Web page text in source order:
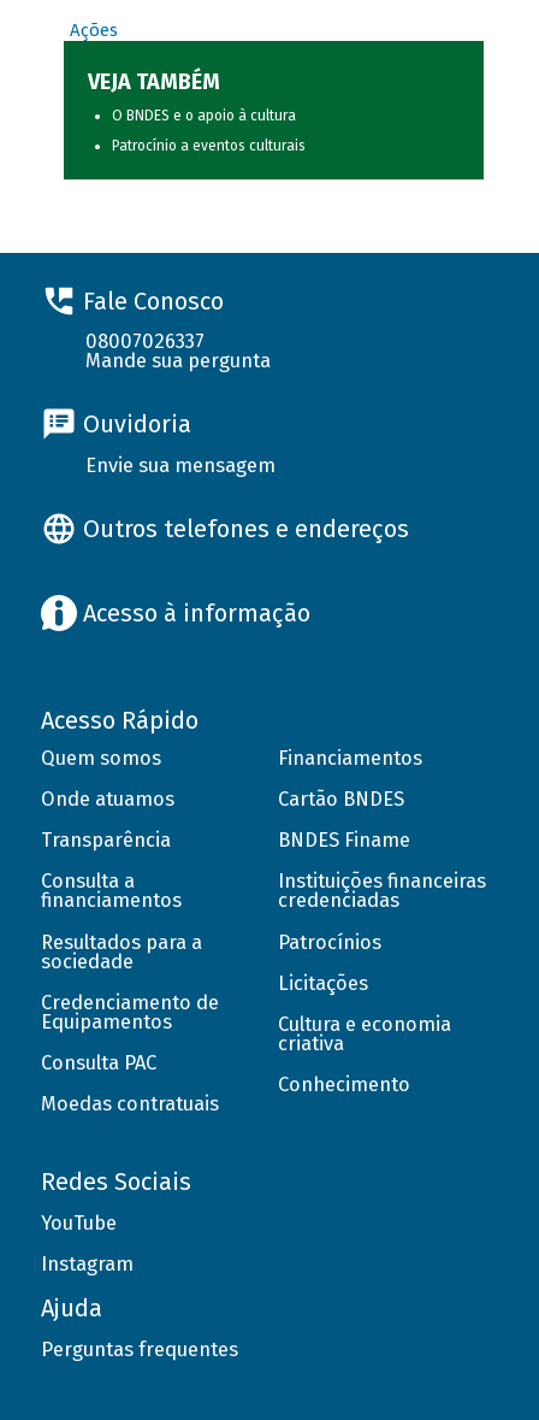
Ações
VEJA TAMBÉM
O BNDES e o apoio à cultura
Patrocínio a eventos culturais
Fale Conosco
08007026337
Mande sua pergunta
Ouvidoria
Envie sua mensagem
Outros telefones e endereços
Acesso à informação
Acesso Rápido
Quem somos
Onde atuamos
Transparência
Consulta a
financiamentos
Resultados para a
sociedade
Credenciamento de
Equipamentos
Consulta PAC
Moedas contratuais
Financiamentos
Cartão BNDES
BNDES Finame
Instituições financeiras
credenciadas
Patrocínios
Licitações
Cultura e economia
criativa
Conhecimento
Redes Sociais
YouTube
Instagram
Ajuda
Perguntas frequentes